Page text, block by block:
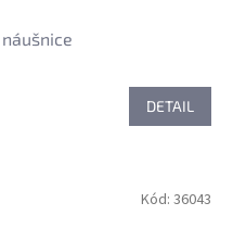
DETAIL
Kód: 36043